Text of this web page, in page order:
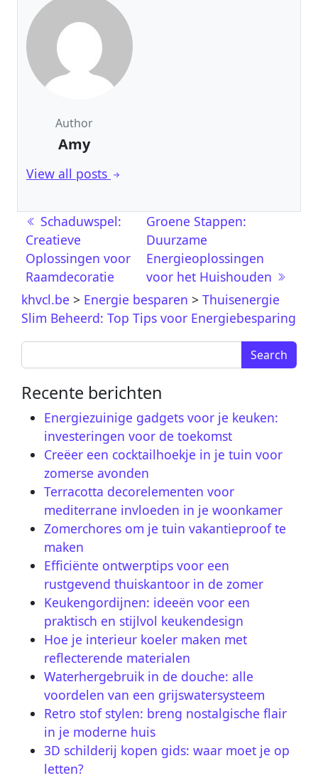
Author
Amy
View all posts
Post navigation
Schaduwspel:
Creatieve
Oplossingen voor
Raamdecoratie
Groene Stappen:
Duurzame
Energieoplossingen
voor het Huishouden
khvcl.be > Energie besparen > Thuisenergie
Slim Beheerd: Top Tips voor Energiebesparing
Search for:
Recente berichten
Energiezuinige gadgets voor je keuken:
investeringen voor de toekomst
Creëer een cocktailhoekje in je tuin voor
zomerse avonden
Terracotta decorelementen voor
mediterrane invloeden in je woonkamer
Zomerchores om je tuin vakantieproof te
maken
Efficiënte ontwerptips voor een
rustgevend thuiskantoor in de zomer
Keukengordijnen: ideeën voor een
praktisch en stijlvol keukendesign
Hoe je interieur koeler maken met
reflecterende materialen
Waterhergebruik in de douche: alle
voordelen van een grijswatersysteem
Retro stof stylen: breng nostalgische flair
in je moderne huis
3D schilderij kopen gids: waar moet je op
letten?